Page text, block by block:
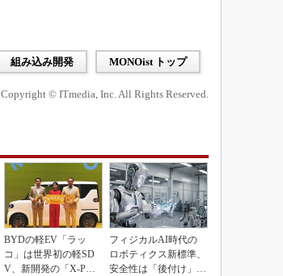
組み込み開発 MONOist トップ
Copyright © ITmedia, Inc. All Rights Reserved.
BYDの軽EV「ラッ
コ」は世界初の軽SD
V、新開発の「X-PAC
フィジカルAI時代の
ロボティクス新標準、
安全性は「後付け」で